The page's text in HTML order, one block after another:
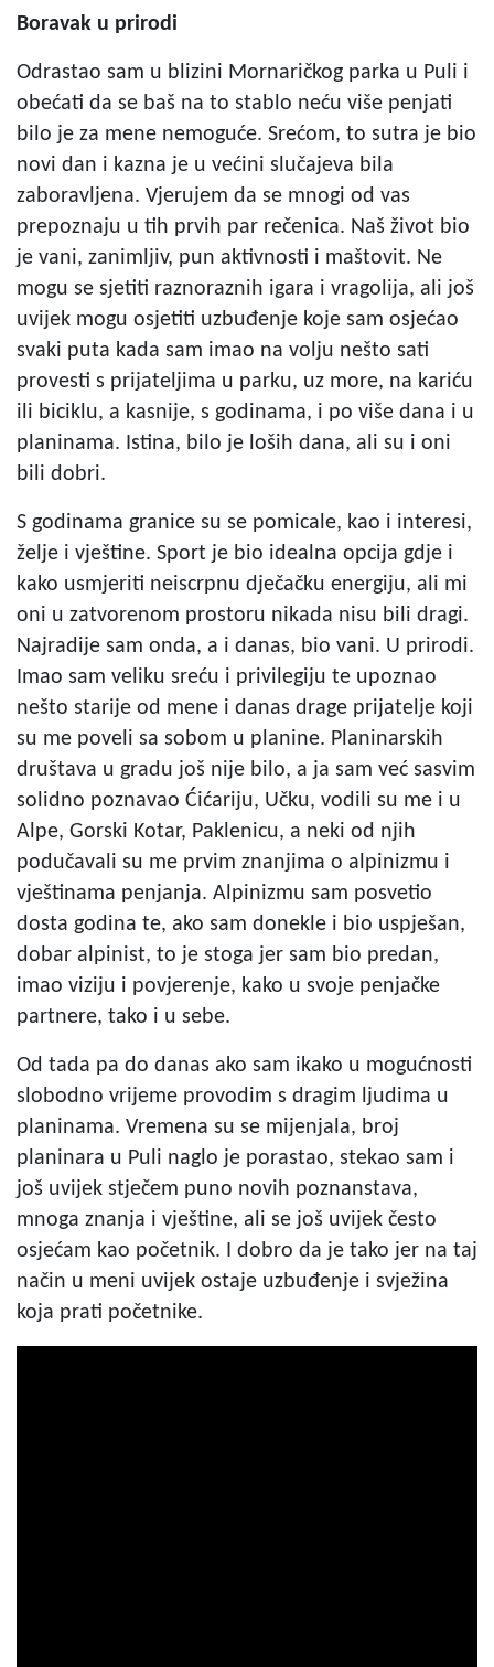
Boravak u prirodi
Odrastao sam u blizini Mornaričkog parka u Puli i
obećati da se baš na to stablo neću više penjati
bilo je za mene nemoguće. Srećom, to sutra je bio
novi dan i kazna je u većini slučajeva bila
zaboravljena. Vjerujem da se mnogi od vas
prepoznaju u tih prvih par rečenica. Naš život bio
je vani, zanimljiv, pun aktivnosti i maštovit. Ne
mogu se sjetiti raznoraznih igara i vragolija, ali još
uvijek mogu osjetiti uzbuđenje koje sam osjećao
svaki puta kada sam imao na volju nešto sati
provesti s prijateljima u parku, uz more, na kariću
ili biciklu, a kasnije, s godinama, i po više dana i u
planinama. Istina, bilo je loših dana, ali su i oni
bili dobri.
S godinama granice su se pomicale, kao i interesi,
želje i vještine. Sport je bio idealna opcija gdje i
kako usmjeriti neiscrpnu dječačku energiju, ali mi
oni u zatvorenom prostoru nikada nisu bili dragi.
Najradije sam onda, a i danas, bio vani. U prirodi.
Imao sam veliku sreću i privilegiju te upoznao
nešto starije od mene i danas drage prijatelje koji
su me poveli sa sobom u planine. Planinarskih
društava u gradu još nije bilo, a ja sam već sasvim
solidno poznavao Ćićariju, Učku, vodili su me i u
Alpe, Gorski Kotar, Paklenicu, a neki od njih
podučavali su me prvim znanjima o alpinizmu i
vještinama penjanja. Alpinizmu sam posvetio
dosta godina te, ako sam donekle i bio uspješan,
dobar alpinist, to je stoga jer sam bio predan,
imao viziju i povjerenje, kako u svoje penjačke
partnere, tako i u sebe.
Od tada pa do danas ako sam ikako u mogućnosti
slobodno vrijeme provodim s dragim ljudima u
planinama. Vremena su se mijenjala, broj
planinara u Puli naglo je porastao, stekao sam i
još uvijek stječem puno novih poznanstava,
mnoga znanja i vještine, ali se još uvijek često
osjećam kao početnik. I dobro da je tako jer na taj
način u meni uvijek ostaje uzbuđenje i svježina
koja prati početnike.